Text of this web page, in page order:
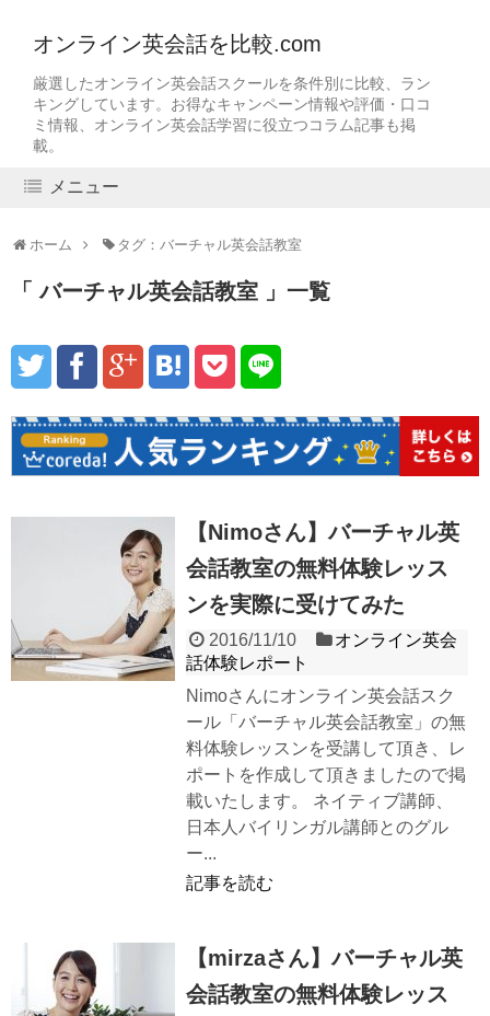
オンライン英会話を比較.com
厳選したオンライン英会話スクールを条件別に比較、ラン
キングしています。お得なキャンペーン情報や評価・口コ
ミ情報、オンライン英会話学習に役立つコラム記事も掲
載。
メニュー
ホーム タグ：バーチャル英会話教室
バーチャル英会話教室 一覧
【Nimoさん】バーチャル英
会話教室の無料体験レッス
ンを実際に受けてみた
2016/11/10
オンライン英会
話体験レポート
Nimoさんにオンライン英会話スク
ール「バーチャル英会話教室」の無
料体験レッスンを受講して頂き、レ
ポートを作成して頂きましたので掲
載いたします。 ネイティブ講師、
日本人バイリンガル講師とのグル
ー...
記事を読む
【mirzaさん】バーチャル英
会話教室の無料体験レッス